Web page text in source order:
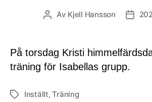
Inläggsförfattare
Av Kjell Hansson
På torsdag Kristi
träning för Isabellas grupp.
Etiketter
Inställt,Träning